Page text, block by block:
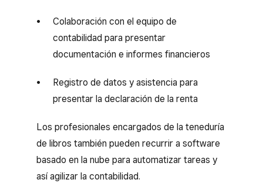
Colaboración con el equipo de
contabilidad para presentar
documentación e informes financieros
Registro de datos y asistencia para
presentar la declaración de la renta
Los profesionales encargados de la teneduría
de libros también pueden recurrir a software
basado en la nube para automatizar tareas y
así agilizar la contabilidad.